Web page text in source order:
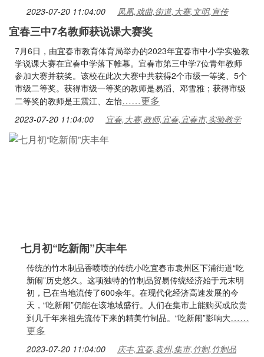
2023-07-20 11:04:00 凤凰,戏曲,街道,大赛,文明,宣传
宜春三中7名教师获说课大赛奖
7月6日，由宜春市教育体育局举办的2023年宜春市中小学实验教
学说课大赛在宜春中学落下帷幕。宜春市第三中学7位青年教师
参加大赛并获奖。该校在此次大赛中共获得2个市级一等奖、5个
市级二等奖。获得市级一等奖的教师是易滔、邓雪雅；获得市级
二等奖的教师是王震江、左怡……更多
2023-07-20 11:04:00 宜春,大赛,教师,宜春,宜春市,实验教学
七月初“吃新闹”庆丰年
传统的竹木制品香喷喷的传统小吃宜春市袁州区下浦街道“吃
新闹”历史悠久。这项独特的竹制品贸易传统经济始于元末明
初，已在当地流传了600余年。在现代化经济高速发展的今
天，“吃新闹”仍能在该地域盛行。人们在集市上能购买或欣赏
到几千年来祖先流传下来的精美竹制品。“吃新闹”影响大……
更多
2023-07-20 11:04:00 庆丰,宜春,袁州,集市,竹制,竹制品